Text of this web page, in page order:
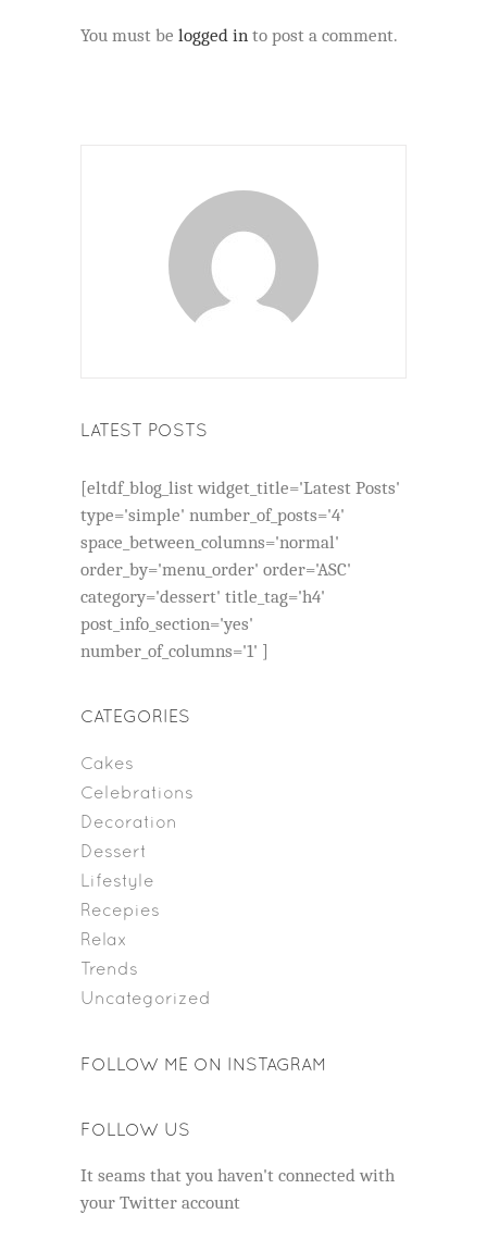
You must be logged in to post a comment.
LATEST POSTS
[eltdf_blog_list widget_title='Latest Posts'
type='simple' number_of_posts='4'
space_between_columns='normal'
order_by='menu_order' order='ASC'
category='dessert' title_tag='h4'
post_info_section='yes'
number_of_columns='1' ]
CATEGORIES
Cakes
Celebrations
Decoration
Dessert
Lifestyle
Recepies
Relax
Trends
Uncategorized
FOLLOW ME ON INSTAGRAM
FOLLOW US
It seams that you haven't connected with
your Twitter account